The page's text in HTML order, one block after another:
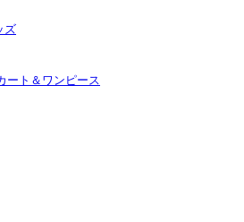
ズ
ート＆ワンピース